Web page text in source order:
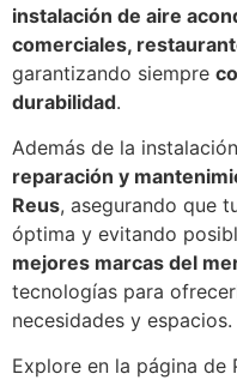
instalación de aire
comerciales,
garantizando siempre
durabilidad.
Además de la
reparación y
Reus, asegurando que
óptima y evitando
mejores marcas del
tecnologías para
necesidades y espacios.
Explore en la página de